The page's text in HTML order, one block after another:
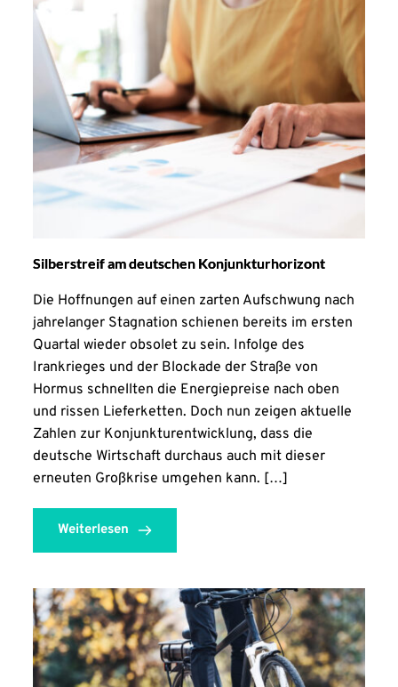
Silberstreif am deutschen Konjunkturhorizont
Die Hoffnungen auf einen zarten Aufschwung nach
jahrelanger Stagnation schienen bereits im ersten
Quartal wieder obsolet zu sein. Infolge des
Irankrieges und der Blockade der Straße von
Hormus schnellten die Energiepreise nach oben
und rissen Lieferketten. Doch nun zeigen aktuelle
Zahlen zur Konjunkturentwicklung, dass die
deutsche Wirtschaft durchaus auch mit dieser
erneuten Großkrise umgehen kann. […]
Weiterlesen